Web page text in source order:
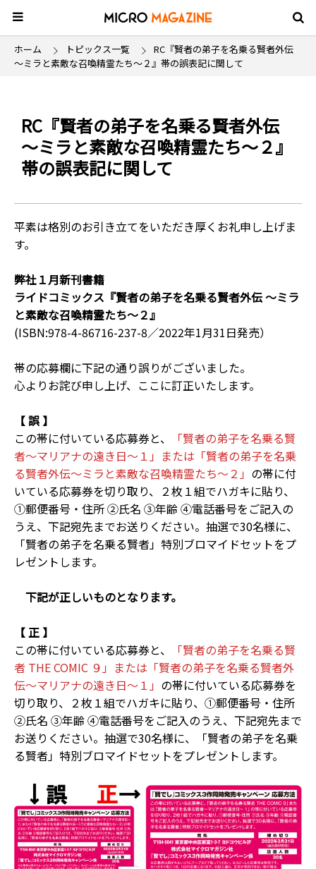
ホーム トピックス一覧
RC『賢者の弟子を名乗る賢者外伝
～ミラと素敵な召喚精霊たち～２』帯の誤表記に関して
RC『賢者の弟子を名乗る賢者外伝
～ミラと素敵な召喚精霊たち～２』
帯の誤表記に関して
平素は格別のお引き立てをいただき厚くお礼申し上げま
す。
弊社１月新刊書籍
ライドコミックス『賢者の弟子を名乗る賢者外伝 ～ミラ
と素敵な召喚精霊たち～２』
(ISBN:978-4-86716-237-8／2022年1月31日発売）
帯の応募欄に下記の通り誤りがございました。
心よりお詫び申し上げ、ここに訂正いたします。
【 誤 】
この帯に付いている応募券と、
「賢者の弟子を名乗る賢
者～マリアナの遠き日～１」または「賢者の弟子を名乗
る賢者外伝～ミラと素敵な召喚精霊たち～２」 の帯に付
いている応募券を切り取り、２枚１組でハガキに貼り、
①郵便番号・住所 ②氏名 ③年齢 ④電話番号をご記入の
うえ、下記宛先までお送りください。抽選で30名様に、
「賢者の弟子を名乗る賢者」特別ブロマイドセットをプ
レゼントします。
下記が正しいものとなります。
【 正 】
この帯に付いている応募券と、
「賢者の弟子を名乗る賢
者 THE COMIC ９」または「賢者の弟子を名乗る賢者外
伝～マリアナの遠き日～１」 の帯に付いている応募券を
切り取り、２枚１組でハガキに貼り、①郵便番号・住所
②氏名 ③年齢 ④電話番号をご記入のうえ、下記宛先まで
お送りください。抽選で30名様に、「賢者の弟子を名乗
る賢者」特別ブロマイドセットをプレゼントします。